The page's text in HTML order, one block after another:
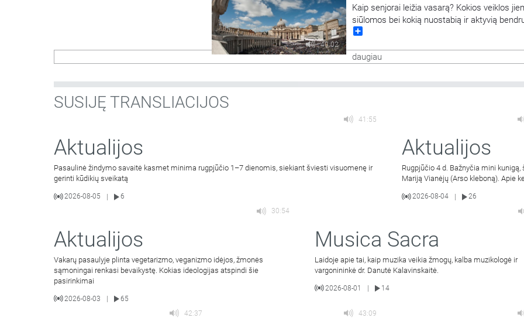
40:02
Kaip senjorai leižia vasarą? Kokios veiklos
siūlomos bei kokią nuostabią ir aktyvią
galima rasti vyresniųjų tarpe? Apie tai dalinsis
rektorė Zita Žebrauskienė. Laidą veda Jurgita
daugiau
SUSIJĘ TRANSLIACIJOS
41:55
Aktualijos
Pasaulinė žindymo savaitė kasmet minima rugpjūčio 1–7 dienomis, siekiant šviesti visuomenę ir
gerinti kūdikių sveikatą
2026-08-05 6
Aktualijos
Rugpjūčio 4 d. Bažnyčia mini kunigą,
Mariją Vianėjų (Arso kleboną). Apie
2026-08-04
26
30:54
Aktualijos
Vakarų pasaulyje plinta vegetarizmo, veganizmo idėjos, žmonės
sąmoningai renkasi bevaikystę. Kokias ideologijas atspindi šie
pasirinkimai
2026-08-03 65
Musica Sacra
Laidoje apie tai, kaip muzika veikia žmogų, kalba muzikologė ir
vargonininkė dr. Danutė Kalavinskaitė.
2026-08-01 14
42:37 43:09